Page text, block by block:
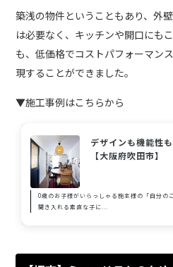
築浅の物件ということもあり、外
は必要なく、キッチンや開口にも
も、低価格でコストパフォーマン
現することができました。
▼施工事例はこちらから
デザインも機能性
【大阪府吹田市】
0歳のお子様がいらっしゃる施主様の「自分の
聞き入れる素直な子に...